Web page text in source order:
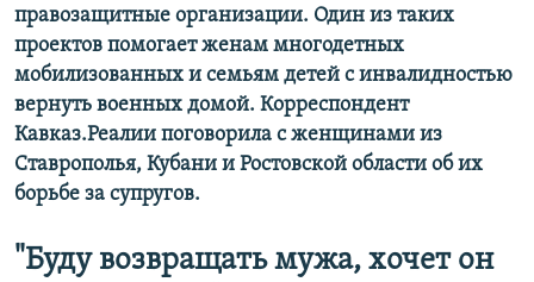
правозащитные организации. Один из таких
проектов помогает женам многодетных
мобилизованных и семьям детей с инвалидностью
вернуть военных домой. Корреспондент
Кавказ.Реалии поговорила с женщинами из
Ставрополья, Кубани и Ростовской области об их
борьбе за супругов.
"Буду возвращать мужа, хочет он